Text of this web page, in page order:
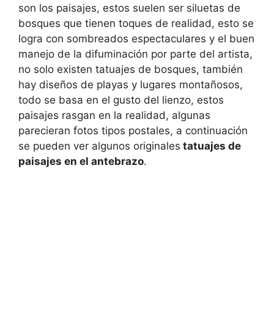
son los paisajes, estos suelen ser siluetas de
bosques que tienen toques de realidad, esto se
logra con sombreados espectaculares y el buen
manejo de la difuminación por parte del artista,
no solo existen tatuajes de bosques, también
hay diseños de playas y lugares montañosos,
todo se basa en el gusto del lienzo, estos
paisajes rasgan en la realidad, algunas
parecieran fotos tipos postales, a continuación
se pueden ver algunos originales tatuajes de
paisajes en el antebrazo.